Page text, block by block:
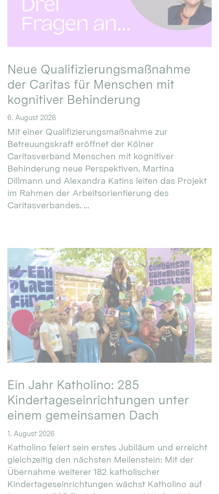
Neue Qualifizierungsmaßnahme
der Caritas für Menschen mit
kognitiver Behinderung
6. August 2026
Mit einer Qualifizierungsmaßnahme zur
Betreuungskraft eröffnet der Kölner
Caritasverband Menschen mit kognitiver
Behinderung neue Perspektiven. Martina
Dillmann und Alexandra Katins leiten das Projekt
im Rahmen der Arbeitsorientierung des
Caritasverbandes. ...
Ein Jahr Katholino: 285
Kindertageseinrichtungen unter
einem gemeinsamen Dach
1. August 2026
Katholino feiert sein erstes Jubiläum und erreicht
gleichzeitig den nächsten Meilenstein: Mit der
Übernahme weiterer 182 katholischer
Kindertageseinrichtungen wächst Katholino auf